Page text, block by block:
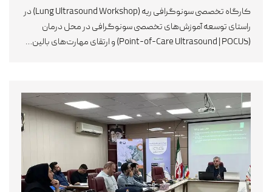
کارگاه تخصصی سونوگرافی ریه (Lung Ultrasound Workshop) در
راستای توسعه آموزش‌های تخصصی سونوگرافی در محل درمان
(Point-of-Care Ultrasound | POCUS) و ارتقای مهارت‌های بالین…